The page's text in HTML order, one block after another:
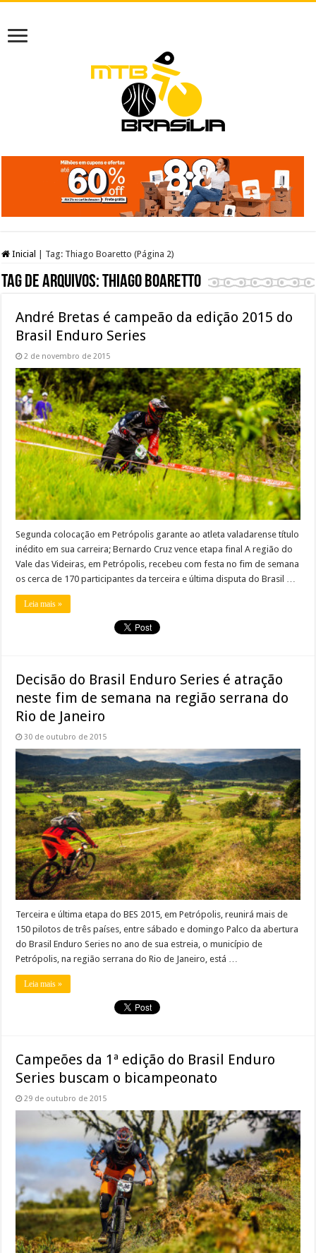
Inicial Tag: Thiago Boaretto (Página 2)
Tag de arquivos:Thiago Boaretto
André Bretas é campeão da edição 2015 do
Brasil Enduro Series
2 de novembro de 2015
Segunda colocação em Petrópolis garante ao atleta valadarense título
inédito em sua carreira; Bernardo Cruz vence etapa final A região do
Vale das Videiras, em Petrópolis, recebeu com festa no fim de semana
os cerca de 170 participantes da terceira e última disputa do Brasil …
Leia mais »
Decisão do Brasil Enduro Series é atração
neste fim de semana na região serrana do
Rio de Janeiro
30 de outubro de 2015
Terceira e última etapa do BES 2015, em Petrópolis, reunirá mais de
150 pilotos de três países, entre sábado e domingo Palco da abertura
do Brasil Enduro Series no ano de sua estreia, o município de
Petrópolis, na região serrana do Rio de Janeiro, está …
Leia mais »
Campeões da 1ª edição do Brasil Enduro
Series buscam o bicampeonato
29 de outubro de 2015